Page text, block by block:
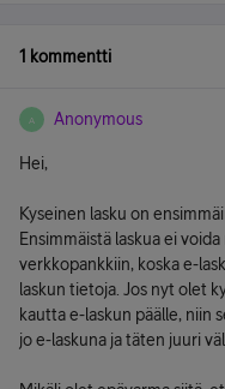
1 kommentti
A Anonymous
Hei,
Kyseinen lasku on
Ensimmäistä laskua ei
verkkopankkiin, koska e-
laskun tietoja. Jos nyt olet
kautta e-laskun päälle, niin
jo e-laskuna ja täten juuri